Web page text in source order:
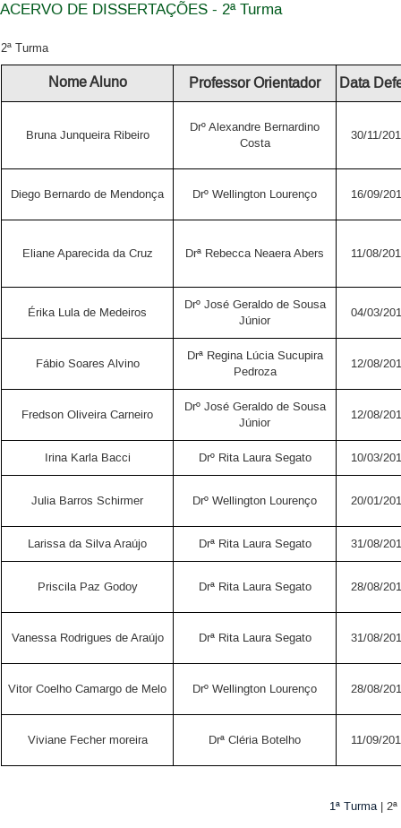
ACERVO DE DISSERTAÇÕES - 2ª Turma
2ª Turma
Nome Aluno Professor Orientador Data
Bruna Junqueira Ribeiro
Drº Alexandre Bernardino
Costa
30/11/
Diego Bernardo de Mendonça Drº Wellington Lourenço 16/09/
Eliane Aparecida da Cruz Drª Rebecca Neaera Abers 11/08/
Érika Lula de Medeiros
Drº José Geraldo de Sousa
Júnior
04/03/
Fábio Soares Alvino
Drª Regina Lúcia Sucupira
Pedroza
12/08/
Fredson Oliveira Carneiro
Drº José Geraldo de Sousa
Júnior
12/08/
Irina Karla Bacci Drº Rita Laura Segato 10/03/
Julia Barros Schirmer Drº Wellington Lourenço 20/01/
Larissa da Silva Araújo Drª Rita Laura Segato 31/08/
Priscila Paz Godoy Drª Rita Laura Segato 28/08/
Vanessa Rodrigues de Araújo Drª Rita Laura Segato 31/08/
Vitor Coelho Camargo de Melo Drº Wellington Lourenço 28/08/
Viviane Fecher moreira Drª Cléria Botelho 11/09/
1ª Turma| 2ª